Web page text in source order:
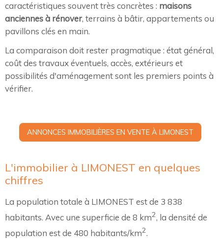
caractéristiques souvent très concrètes : maisons
anciennes à rénover, terrains à bâtir, appartements ou
pavillons clés en main.
La comparaison doit rester pragmatique : état général,
coût des travaux éventuels, accès, extérieurs et
possibilités d'aménagement sont les premiers points à
vérifier.
ANNONCES IMMOBILIÈRES EN VENTE À LIMONEST
L'immobilier à LIMONEST en quelques
chiffres
La population totale à LIMONEST est de 3 838
habitants. Avec une superficie de 8 km2, la densité de
population est de 480 habitants/km2.